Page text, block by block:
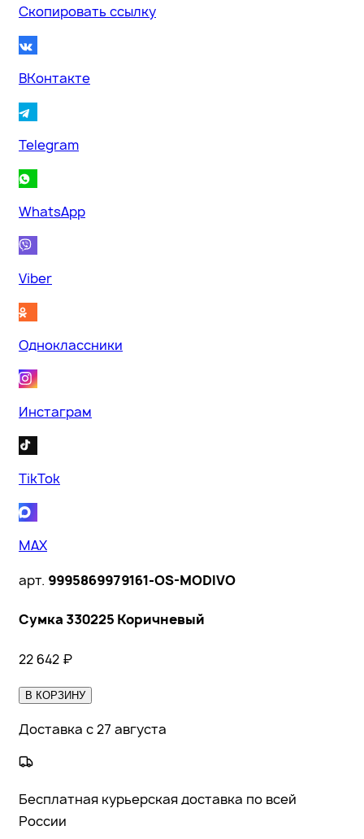
Скопировать ссылку
ВКонтакте
Telegram
WhatsApp
Viber
Одноклассники
Инстаграм
TikTok
MAX
арт. 9995869979161-OS-MODIVO
Сумка 330225 Коричневый
22 642 ₽
В КОРЗИНУ
Доставка с 27 августа
Бесплатная курьерская доставка по всей
России